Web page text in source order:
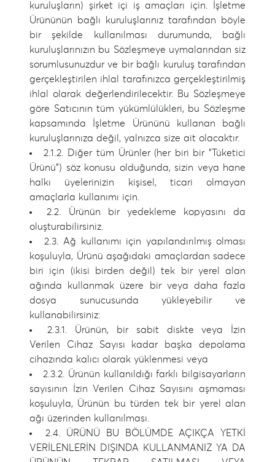
kuruluşların) şirket içi iş amaçları için. İşletme
Ürününün bağlı kuruluşlarınız tarafından böyle
bir şekilde kullanılması durumunda, bağlı
kuruluşlarınızın bu Sözleşmeye uymalarından siz
sorumlusunuzdur ve bir bağlı kuruluş tarafından
gerçekleştirilen ihlal tarafınızca gerçekleştirilmiş
ihlal olarak değerlendirilecektir. Bu Sözleşmeye
göre Satıcının tüm yükümlülükleri, bu Sözleşme
kapsamında İşletme Ürününü kullanan bağlı
kuruluşlarınıza değil, yalnızca size ait olacaktır.
2.1.2. Diğer tüm Ürünler (her biri bir "Tüketici
Ürünü") söz konusu olduğunda, sizin veya hane
halkı üyelerinizin kişisel, ticari olmayan
amaçlarla kullanımı için.
2.2. Ürünün bir yedekleme kopyasını da
oluşturabilirsiniz.
2.3. Ağ kullanımı için yapılandırılmış olması
koşuluyla, Ürünü aşağıdaki amaçlardan sadece
biri için (ikisi birden değil) tek bir yerel alan
ağında kullanmak üzere bir veya daha fazla
dosya sunucusunda yükleyebilir ve
kullanabilirsiniz:
2.3.1. Ürünün, bir sabit diskte veya İzin
Verilen Cihaz Sayısı kadar başka depolama
cihazında kalıcı olarak yüklenmesi veya
2.3.2. Ürünün kullanıldığı farklı bilgisayarların
sayısının İzin Verilen Cihaz Sayısını aşmaması
koşuluyla, Ürünün bu türden tek bir yerel alan
ağı üzerinden kullanılması.
2.4. ÜRÜNÜ BU BÖLÜMDE AÇIKÇA YETKİ
VERİLENLERİN DIŞINDA KULLANMANIZ YA DA